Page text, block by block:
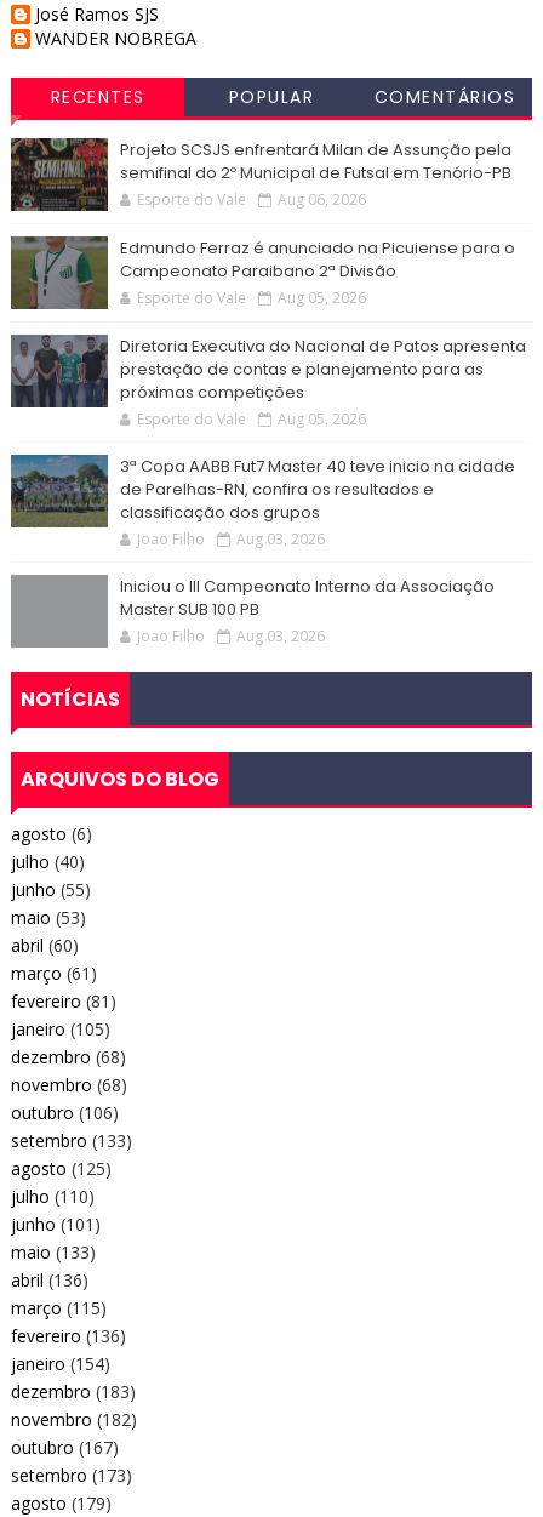
José Ramos SJS
WANDER NOBREGA
RECENTES POPULAR COMENTÁRIOS
Projeto SCSJS enfrentará Milan de Assunção pela
semifinal do 2º Municipal de Futsal em Tenório-PB
Esporte do Vale Aug 06, 2026
Edmundo Ferraz é anunciado na Picuiense para o
Campeonato Paraibano 2ª Divisão
Esporte do Vale Aug 05, 2026
Diretoria Executiva do Nacional de Patos apresenta
prestação de contas e planejamento para as
próximas competições
Esporte do Vale Aug 05, 2026
3ª Copa AABB Fut7 Master 40 teve inicio na cidade
de Parelhas-RN, confira os resultados e
classificação dos grupos
Joao Filho Aug 03, 2026
Iniciou o III Campeonato Interno da Associação
Master SUB 100 PB
Joao Filho Aug 03, 2026
NOTÍCIAS
ARQUIVOS DO BLOG
agosto (6)
julho (40)
junho (55)
maio (53)
abril (60)
março (61)
fevereiro (81)
janeiro (105)
dezembro (68)
novembro (68)
outubro (106)
setembro (133)
agosto (125)
julho (110)
junho (101)
maio (133)
abril (136)
março (115)
fevereiro (136)
janeiro (154)
dezembro (183)
novembro (182)
outubro (167)
setembro (173)
agosto (179)